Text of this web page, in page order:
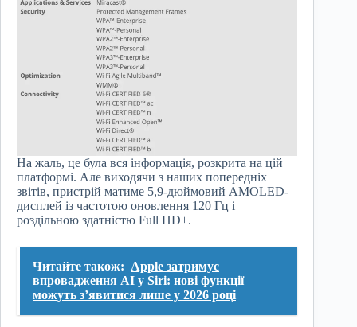
На жаль, це була вся інформація, розкрита на цій
платформі. Але виходячи з наших попередніх
звітів, пристрій матиме 5,9-дюймовий AMOLED-
дисплей із частотою оновлення 120 Гц і
роздільною здатністю Full HD+.
Читайте також: Apple затримує
впровадження AI у Siri: нові функції
можуть з’явитися лише у 2026 році